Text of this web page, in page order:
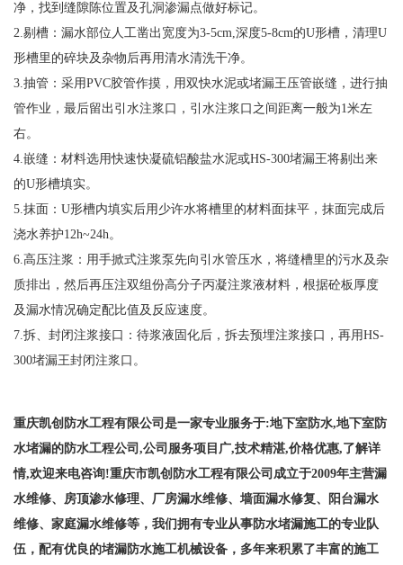
净，找到缝隙陈位置及孔洞渗漏点做好标记。
2.剔槽：漏水部位人工凿出宽度为3-5cm,深度5-8cm的U形槽，清理U
形槽里的碎块及杂物后再用清水清洗干净。
3.抽管：采用PVC胶管作摸，用双快水泥或堵漏王压管嵌缝，进行抽
管作业，最后留出引水注浆口，引水注浆口之间距离一般为1米左
右。
4.嵌缝：材料选用快速快凝硫铝酸盐水泥或HS-300堵漏王将剔出来
的U形槽填实。
5.抹面：U形槽内填实后用少许水将槽里的材料面抹平，抹面完成后
浇水养护12h~24h。
6.高压注浆：用手掀式注浆泵先向引水管压水，将缝槽里的污水及杂
质排出，然后再压注双组份高分子丙凝注浆液材料，根据砼板厚度
及漏水情况确定配比值及反应速度。
7.拆、封闭注浆接口：待浆液固化后，拆去预埋注浆接口，再用HS-
300堵漏王封闭注浆口。
重庆凯创 防水工程有限公司是一家专业服务于:地下室防水,地下室防
水堵漏的防水工程公司,公司服务项目广,技术精湛,价格优惠,了解详
情,欢迎来电咨询!重庆市凯创防水工程有限公司成立于2009年主营漏
水维修、房顶渗水修理、厂房漏水维修、墙面漏水修复、阳台漏水
维修、家庭漏水维修等，我们拥有专业从事防水堵漏施工的专业队
伍，配有优良的堵漏防水施工机械设备，多年来积累了丰富的施工